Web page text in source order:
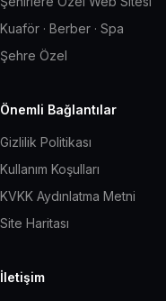
Kuaför · Berber · Spa
Şehre Özel
Önemli Bağlantılar
Gizlilik Politikası
Kullanım Koşulları
KVKK Aydınlatma Metni
Site Haritası
İletişim